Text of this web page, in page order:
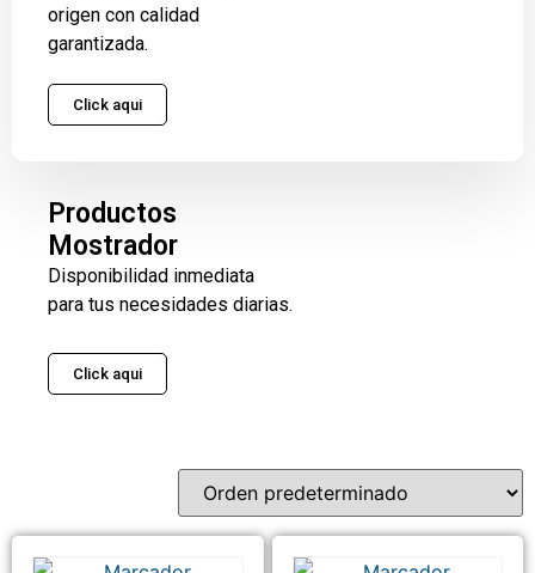
origen con calidad
garantizada.
Click aqui
Productos
Mostrador
Disponibilidad inmediata
para tus necesidades diarias.
Click aqui